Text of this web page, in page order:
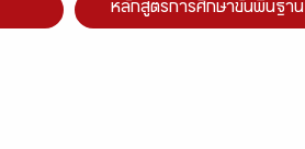
หลักสูตรการศึกษาขั้นพื้นฐาน